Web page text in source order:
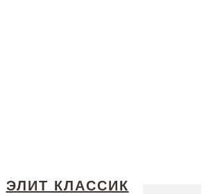
ЭЛИТ КЛАССИК